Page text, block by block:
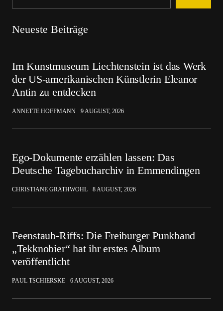
Neueste Beiträge
Im Kunstmuseum Liechtenstein ist das Werk
der US-amerikanischen Künstlerin Eleanor
Antin zu entdecken
ANNETTE HOFFMANN 9 AUGUST, 2026
Ego-Dokumente erzählen lassen: Das
Deutsche Tagebucharchiv in Emmendingen
CHRISTIANE GRATHWOHL 8 AUGUST, 2026
Feenstaub-Riffs: Die Freiburger Punkband
„Tekknobier“ hat ihr erstes Album
veröffentlicht
PAUL TSCHIERSKE 6 AUGUST, 2026